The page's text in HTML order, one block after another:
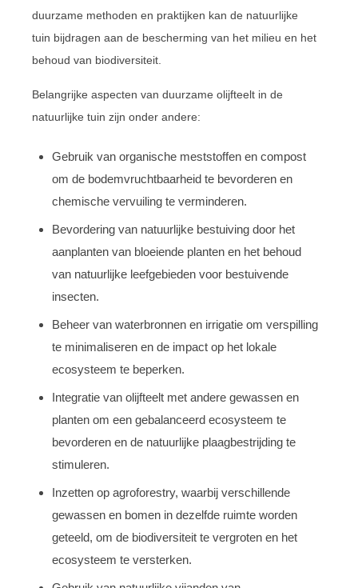
duurzame methoden en praktijken kan de natuurlijke
tuin bijdragen aan de bescherming van het milieu en het
behoud van biodiversiteit.
Belangrijke aspecten van duurzame olijfteelt in de
natuurlijke tuin zijn onder andere:
Gebruik van organische meststoffen en compost
om de bodemvruchtbaarheid te bevorderen en
chemische vervuiling te verminderen.
Bevordering van natuurlijke bestuiving door het
aanplanten van bloeiende planten en het behoud
van natuurlijke leefgebieden voor bestuivende
insecten.
Beheer van waterbronnen en irrigatie om verspilling
te minimaliseren en de impact op het lokale
ecosysteem te beperken.
Integratie van olijfteelt met andere gewassen en
planten om een gebalanceerd ecosysteem te
bevorderen en de natuurlijke plaagbestrijding te
stimuleren.
Inzetten op agroforestry, waarbij verschillende
gewassen en bomen in dezelfde ruimte worden
geteeld, om de biodiversiteit te vergroten en het
ecosysteem te versterken.